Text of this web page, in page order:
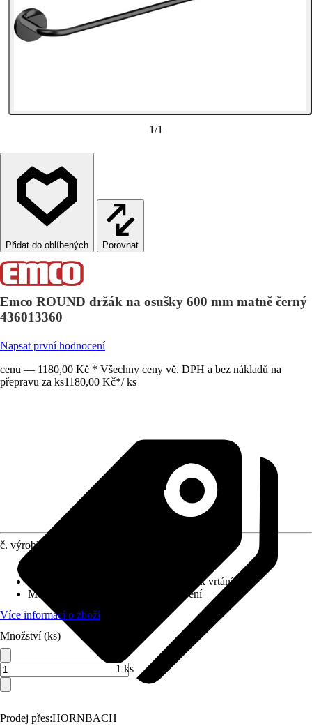
1/1
Porovnat
Emco ROUND držák na osušky 600 mm matně černý
436013360
Napsat první hodnocení
cenu — 1180,00 Kč * Všechny ceny vč. DPH a bez nákladů na
přepravu za ks1180,00 Kč*/ ks
Prodej přes:HORNBACH
č. výrobku
Montážní materiál k vrtání
Možnost upevnění
Šroubování, Lepení
Více informací o zboží
Množství (ks)
1 ks